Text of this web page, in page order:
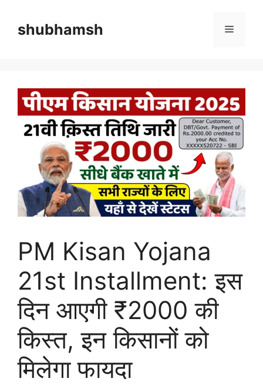
contentshubhamsh Menu
PM Kisan Yojana
21st Installment: इस
दिन आएगी ₹2000 की
किस्त, इन किसानों को
मिलेगा फायदा